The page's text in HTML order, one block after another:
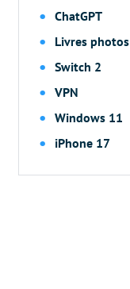
ChatGPT
Livres photos
Switch 2
VPN
Windows 11
iPhone 17